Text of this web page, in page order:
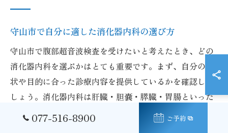
守山市で自分に適した消化器内科の選び方
守山市で腹部超音波検査を受けたいと考えたとき、どの
消化器内科を選ぶかはとても重要です。まず、自分の症
状や目的に合った診療内容を提供しているかを確認しま
しょう。消化器内科は肝臓・胆嚢・膵臓・胃腸といった
幅広い臓器の検査・治療を行っているため、腹部の違和
感や健康診断の精密検査など、目的を明確にして選ぶこ
077-516-8900 ご予約